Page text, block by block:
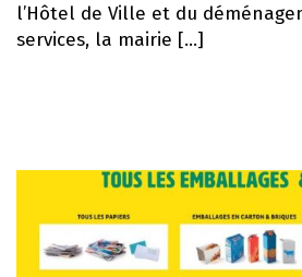
l’Hôtel de Ville et du
services, la mairie […]